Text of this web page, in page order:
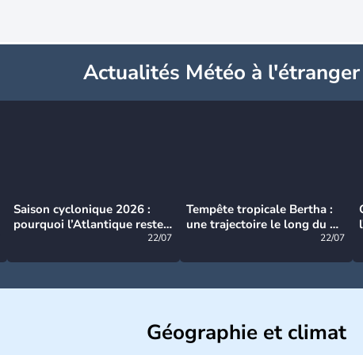
Actualités Météo à l'étranger
Saison cyclonique 2026 :
pourquoi l’Atlantique reste
22/07
Tempête tropicale Bertha :
une trajectoire le long du du
22/07
Géographie et climat